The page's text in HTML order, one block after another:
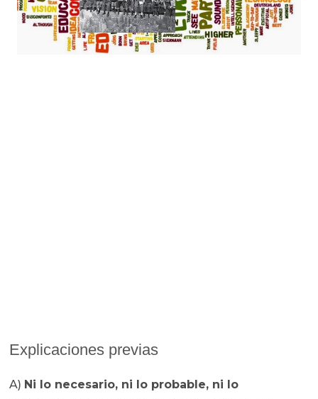
Explicaciones previas
A) Ni lo necesario, ni lo probable, ni lo